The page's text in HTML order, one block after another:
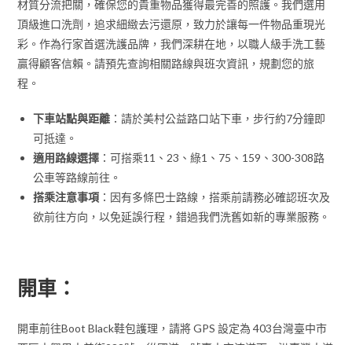
材質分流把關，確保您的貴重物品獲得最完善的照護。我們選用
頂級進口洗劑，追求細緻去污還原，致力於讓每一件物品重現光
彩。作為行家首選洗護品牌，我們深耕在地，以職人級手洗工藝
贏得顧客信賴。請預先查詢相關路線與班次資訊，規劃您的旅
程。
下車站點與距離 ：請於美村公益路口站下車，步行約7分鐘即
可抵達。
適用路線選擇 ：可搭乘11、23、綠1、75、159、300-308路
公車等路線前往。
搭乘注意事項 ：因有多條巴士路線，搭乘前請務必確認班次及
欲前往方向，以免延誤行程，錯過我們洗舊如新的專業服務。
開車：
開車前往Boot Black鞋包護理，請將 GPS 設定為 403台灣臺中市